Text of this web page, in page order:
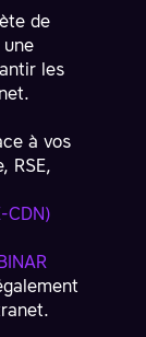
de
une
les
à vos
RSE,
CDN)